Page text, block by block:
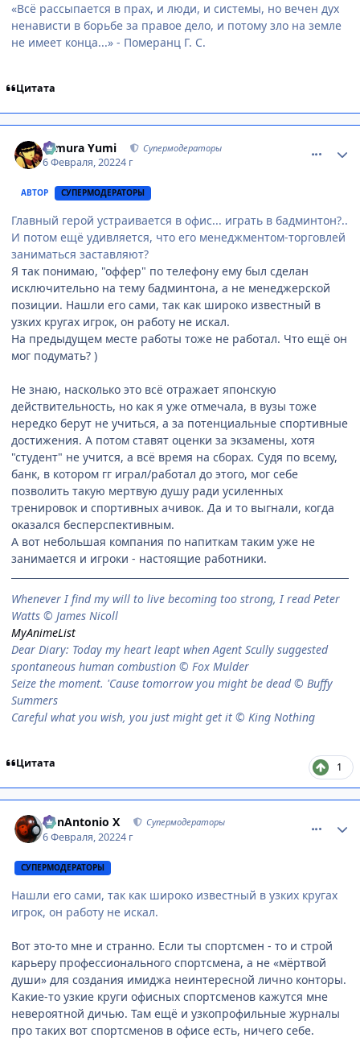
«Всё рассыпается в прах, и люди, и системы, но вечен дух
ненависти в борьбе за правое дело, и потому зло на земле
не имеет конца...» - Померанц Г. С.
Цитата
Himura Yumi Супермодераторы
6 Февраля, 20224 г
АВТОР СУПЕРМОДЕРАТОРЫ
Главный герой устраивается в офис... играть в бадминтон?..
И потом ещё удивляется, что его менеджментом-торговлей
заниматься заставляют?
Я так понимаю, "оффер" по телефону ему был сделан
исключительно на тему бадминтона, а не менеджерской
позиции. Нашли его сами, так как широко известный в
узких кругах игрок, он работу не искал.
На предыдущем месте работы тоже не работал. Что ещё он
мог подумать? )
Не знаю, насколько это всё отражает японскую
действительность, но как я уже отмечала, в вузы тоже
нередко берут не учиться, а за потенциальные спортивные
достижения. А потом ставят оценки за экзамены, хотя
"студент" не учится, а всё время на сборах. Судя по всему,
банк, в котором гг играл/работал до этого, мог себе
позволить такую мертвую душу ради усиленных
тренировок и спортивных ачивок. Да и то выгнали, когда
оказался бесперспективным.
А вот небольшая компания по напиткам таким уже не
занимается и игроки - настоящие работники.
When­ever I find my will to live be­com­ing too strong, I read Peter
Watts © James Nicoll
MyAnimeList
Dear Diary: Today my heart leapt when Agent Scully suggested
spontaneous human combustion © Fox Mulder
Seize the moment. 'Cause tomorrow you might be dead © Buffy
Summers
Careful what you wish, you just might get it © King Nothing
Цитата 1
BonAntonio X Супермодераторы
6 Февраля, 20224 г
СУПЕРМОДЕРАТОРЫ
Нашли его сами, так как широко известный в узких кругах
игрок, он работу не искал.
Вот это-то мне и странно. Если ты спортсмен - то и строй
карьеру профессионального спортсмена, а не «мёртвой
души» для создания имиджа неинтересной лично конторы.
Какие-то узкие круги офисных спортсменов кажутся мне
невероятной дичью. Там ещё и узкопрофильные журналы
про таких вот спортсменов в офисе есть, ничего себе.